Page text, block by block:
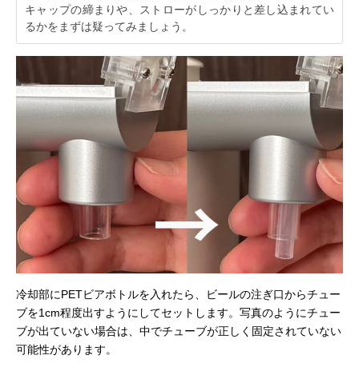
キャップの締まりや、ストローがしっかりと差し込まれてい
るかをまずは疑ってみましょう。
冷却部にPETビアボトルを入れたら、ビールの注ぎ口からチュー
ブを1cm程度出すようにしてセットします。写真のようにチュー
ブが出ていない場合は、中でチューブが正しく固定されていない
可能性があります。